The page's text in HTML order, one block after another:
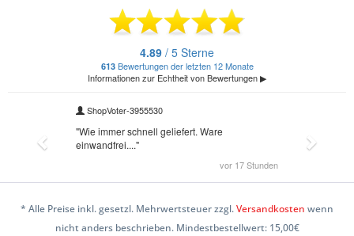
* Alle Preise inkl. gesetzl. Mehrwertsteuer zzgl.Versandkosten wenn
nicht anders beschrieben. Mindestbestellwert: 15,00€